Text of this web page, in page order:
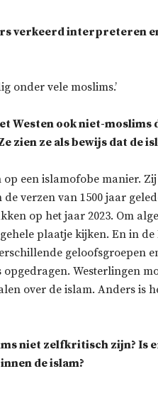
verkeerd interpreteren
onder vele moslims.’
Westen ook niet-moslims
zien ze als bewijs dat de
op een islamofobe manier.
verzen van 1500 jaar
op het jaar 2023. Om
plaatje kijken. En in
geloofsgroepen
Westerlingen
over de islam. Anders is
niet zelfkritisch zijn? Is
de islam?